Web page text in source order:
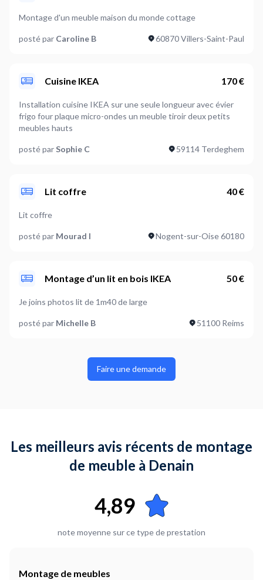
Montage d'un meuble maison du monde cottage
posté par Caroline B 60870 Villers-Saint-Paul
Cuisine IKEA 170 €
Installation cuisine IKEA sur une seule longueur avec évier
frigo four plaque micro-ondes un meuble tiroir deux petits
meubles hauts
posté par Sophie C 59114 Terdeghem
Lit coffre 40 €
Lit coffre
posté par Mourad I Nogent-sur-Oise 60180
Montage d’un lit en bois IKEA 50 €
Je joins photos lit de 1m40 de large
posté par Michelle B 51100 Reims
Faire une demande
Les meilleurs avis récents de montage
de meuble à Denain
4,89
note moyenne sur ce type de prestation
Montage de meubles